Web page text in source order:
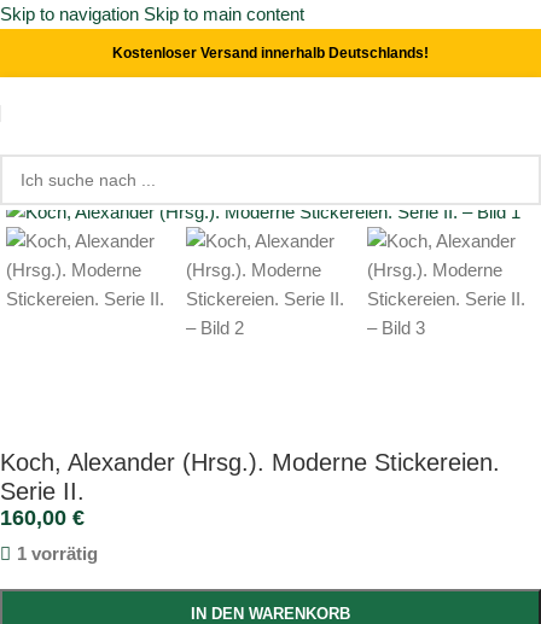
Skip to navigation Skip to main content
Kostenloser Versand innerhalb Deutschlands!
Start/ Handwerk
Click to enlarge
Koch, Alexander (Hrsg.). Moderne Stickereien.
Serie II.
160,00 €
1 vorrätig
IN DEN WARENKORB